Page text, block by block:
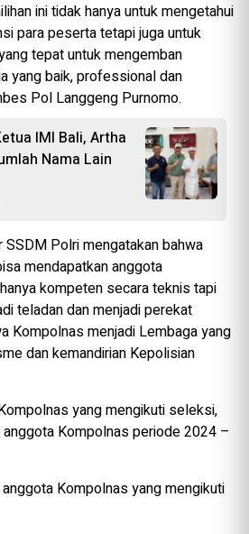
ini tidak hanya untuk mengetahui
para peserta tetapi juga untuk
tepat untuk mengemban
yang baik, professional dan
Pol Langgeng Purnomo.
IMI Bali, Artha
Nama Lain
SSDM Polri mengatakan bahwa
mendapatkan anggota
kompeten secara teknis tapi
teladan dan menjadi perekat
Kompolnas menjadi Lembaga yang
dan kemandirian Kepolisian
yang mengikuti seleksi,
anggota Kompolnas periode 2024 –
Kompolnas yang mengikuti